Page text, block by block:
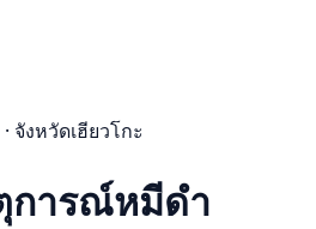
จังหวัดเฮียวโกะ
การณ์หมีดำ